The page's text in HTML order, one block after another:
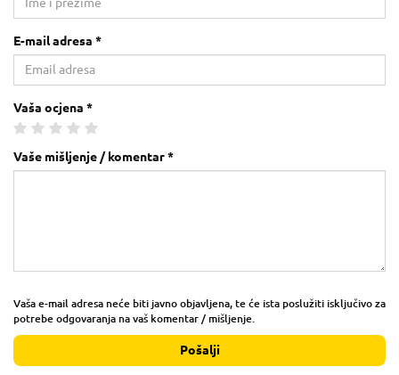
E-mail adresa *
Vaša ocjena *
Vaše mišljenje / komentar *
Vaša e-mail adresa neće biti javno objavljena, te će ista poslužiti isključivo za
potrebe odgovaranja na vaš komentar / mišljenje.
Pošalji